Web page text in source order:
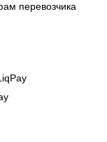
перевозчика